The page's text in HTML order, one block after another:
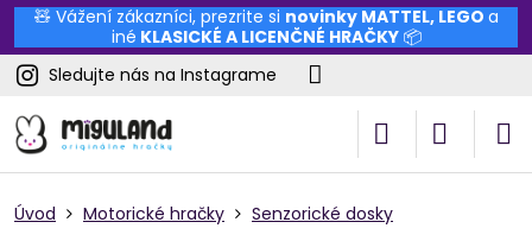
🧸 Vážení zákazníci, prezrite si novinky MATTEL, LEGO a
iné KLASICKÉ A LICENČNÉ HRAČKY📦
Sledujte nás na Instagrame
Úvod Motorické hračky Senzorické dosky